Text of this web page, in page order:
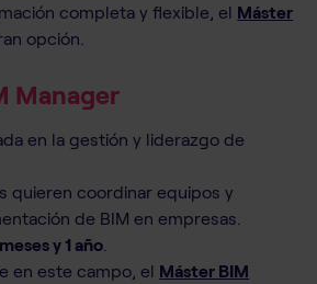
completa y flexible, el Máster
opción.
Manager
en la gestión y liderazgo de
quieren coordinar equipos y
de BIM en empresas.
y 1 año
en este campo, el Máster BIM